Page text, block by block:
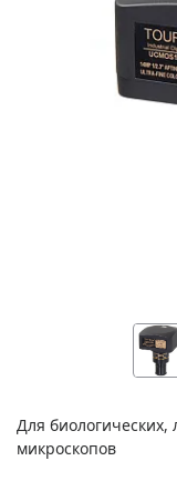
Для биологических,
микроскопов